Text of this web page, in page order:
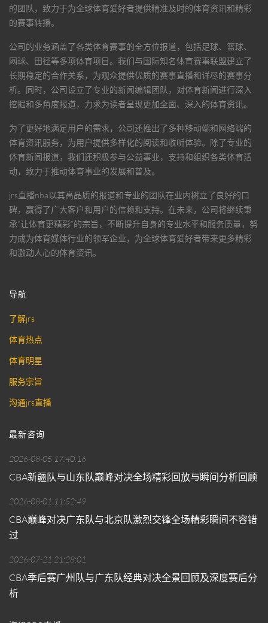
的团队，致力于为全球体育爱好者提供精准及时的体育资讯和精彩
的赛事转播。
公司的业务涵盖了各类体育赛事的全方位报道，包括足球、篮球、
网球、田径等多项体育项目。我们与国际知名体育赛事联盟建立了
长期稳定的合作关系，为观众提供优质的赛事直播和详尽的赛事分
析。同时，公司设立了专业的新闻编辑团队，对体育新闻进行深入
挖掘和多角度报道，力求为读者呈现更加全面、深入的体育资讯。
为了更好地满足用户的需求，公司还推出了多种移动端和网络端的
体育资讯服务，为用户提供多样化的阅读和收听体验。除了专业的
体育新闻报道，我们还积极参与公益事业，支持和组织各类体育活
动，致力于推动体育事业的发展和普及。
jrs直播nba以其高品质的报道和专业的团队在业内树立了良好的口
碑，赢得了广大客户和用户的信赖和支持。在未来，公司将继续秉
承“让体育更精彩”的宗旨，不断提升自身的专业水平和服务质量，努
力成为体育媒体行业的领军企业，为全球体育爱好者带来更多精彩
和激动人心的体育资讯。
导航
了解jrs
体育热点
体育明星
服务宗旨
沟通jrs直播
最新咨询
2026-08-05 17:40:16
CBA新疆队与山东队巅峰对决全场精彩回放与瞬间分析回顾
2026-08-01 11:52:49
CBA巅峰对决广东队与北京队激烈交锋全场精彩瞬间不容错
过
2026-07-21 21:28:01
CBA季后赛广州队与广东队经典对决全景回顾及深度赛后分
析